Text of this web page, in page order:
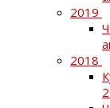
2019
2018